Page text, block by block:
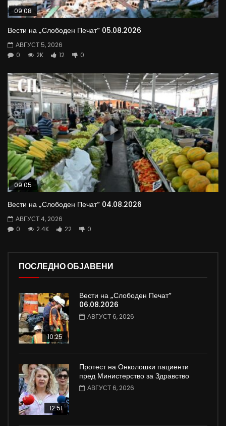
09:08
Вести на „Слободен Печат“ 05.08.2026
АВГУСТ 5, 2026
0
2K 12 0
09:05
Вести на „Слободен Печат“ 04.08.2026
АВГУСТ 4, 2026
0
2.4K 22 0
ПОСЛЕДНО ОБЈАВЕНИ
10:25
Вести на „Слободен Печат“
06.08.2026
АВГУСТ 6, 2026
12:51
Протест на Онколошки пациенти
пред Министерство за Здравство
АВГУСТ 6, 2026